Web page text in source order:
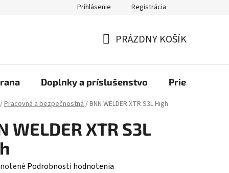
Prihlásenie Registrácia
KOŠÍK
PRÁZDNY KOŠÍK
Doplnky a príslušenstvo Priemyselné
/Pracovná a bezpečnostná/BNN WELDER XTR S3L High
WELDER XTR S3L
Podrobnosti hodnotenia